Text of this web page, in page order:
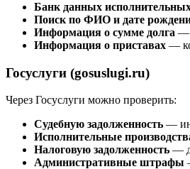
Банк данных
Поиск по ФИО и дате
Информация о сумме долга —
Информация о приставах —
Госуслуги (gosuslugi.ru)
Через Госуслуги можно проверить:
Судебную задолженность —
Исполнительные
Налоговую задолженность —
Административные штрафы